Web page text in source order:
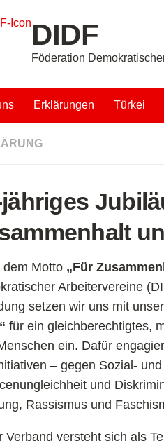
DIDF
Föderation
Erklärungen Türkei
dem Motto „Für
Arbeitervereine
setzen wir uns mit
für ein gleichberechtigtes,
ein. Dafür
– gegen Sozial-
und
Rassismus und
Verband versteht sich als